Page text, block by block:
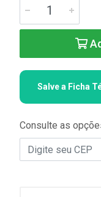
Salve a Ficha
Consulte as